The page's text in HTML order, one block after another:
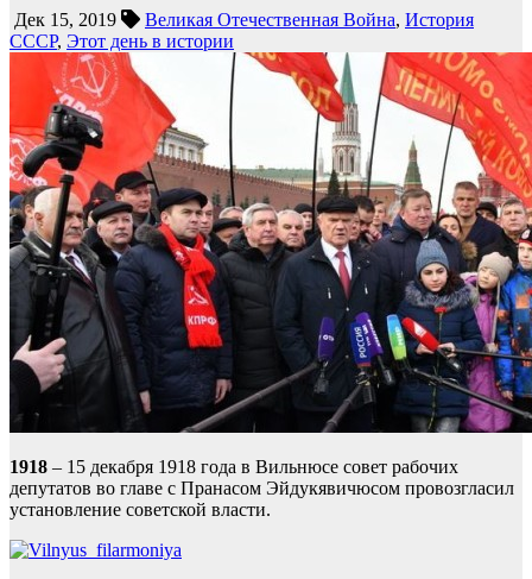
Дек 15, 2019 Великая Отечественная Война, История
СССР, Этот день в истории
1918 – 15 декабря 1918 года в Вильнюсе совет рабочих
депутатов во главе с Пранасом Эйдукявичюсом провозгласил
установление советской власти.